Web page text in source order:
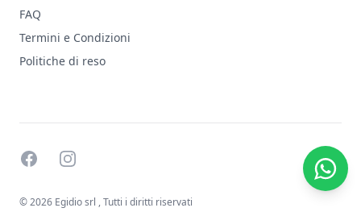
FAQ
Termini e Condizioni
Politiche di reso
facebookinstagram
© 2026 Egidio srl , Tutti i diritti riservati